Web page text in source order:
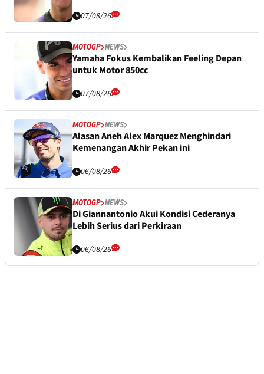
07/08/26
MOTOGP NEWS
Yamaha Fokus Kembalikan Feeling Depan
untuk Motor 850cc
07/08/26
MOTOGP NEWS
Alasan Aneh Alex Marquez Menghindari
Kemenangan Akhir Pekan ini
06/08/26
MOTOGP NEWS
Di Giannantonio Akui Kondisi Cederanya
Lebih Serius dari Perkiraan
06/08/26